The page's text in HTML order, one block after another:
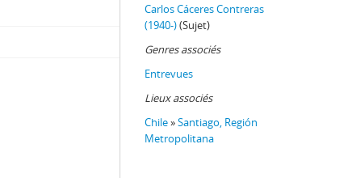
Carlos Cáceres Contreras
(1940-)(Sujet)
Genres associés
Entrevues
Lieux associés
Chile»Santiago, Región
Metropolitana